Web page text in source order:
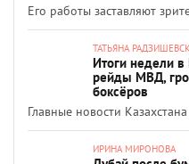
Его работы заставляют
ТАТЬЯНА
Итоги недели
рейды МВД,
боксёров
Главные новости
ИРИНА МИРОНОВА